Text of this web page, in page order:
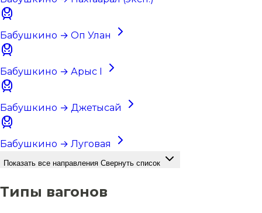
Бабушкино → Оп Улан
Бабушкино → Арыс I
Бабушкино → Джетысай
Бабушкино → Луговая
Показать все направления Свернуть список
Типы вагонов